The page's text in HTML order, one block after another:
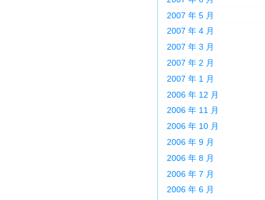
2007 年 5 月
2007 年 4 月
2007 年 3 月
2007 年 2 月
2007 年 1 月
2006 年 12 月
2006 年 11 月
2006 年 10 月
2006 年 9 月
2006 年 8 月
2006 年 7 月
2006 年 6 月